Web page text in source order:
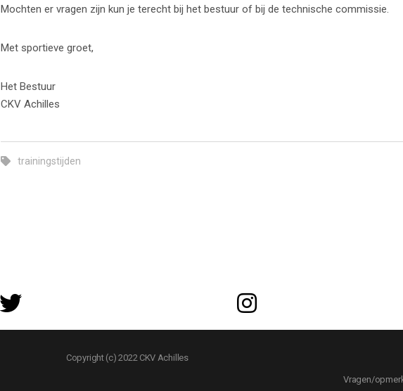
Mochten er vragen zijn kun je terecht bij het bestuur of bij de technische commissie.
Met sportieve groet,
Het Bestuur
CKV Achilles
trainingstijden
Copyright (c) 2022 CKV Achilles
Vragen/